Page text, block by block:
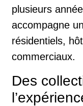
plusieurs
accompagne
résidentiels,
commerciaux.
Des